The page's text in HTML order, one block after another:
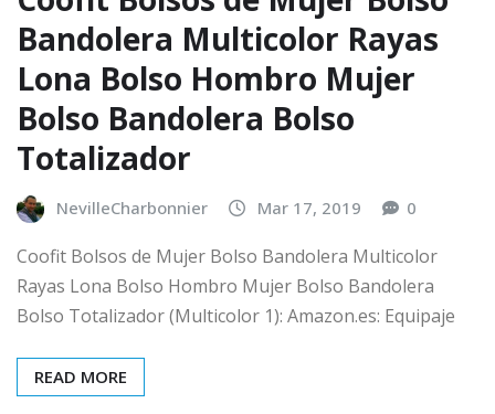
Bandolera Multicolor Rayas
Lona Bolso Hombro Mujer
Bolso Bandolera Bolso
Totalizador
NevilleCharbonnier Mar 17, 2019 0
Coofit Bolsos de Mujer Bolso Bandolera Multicolor
Rayas Lona Bolso Hombro Mujer Bolso Bandolera
Bolso Totalizador (Multicolor 1): Amazon.es: Equipaje
READ MORE